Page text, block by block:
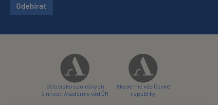
Odebírat
Středisko společných
činností Akademie věd ČR
Akademie věd České
republiky